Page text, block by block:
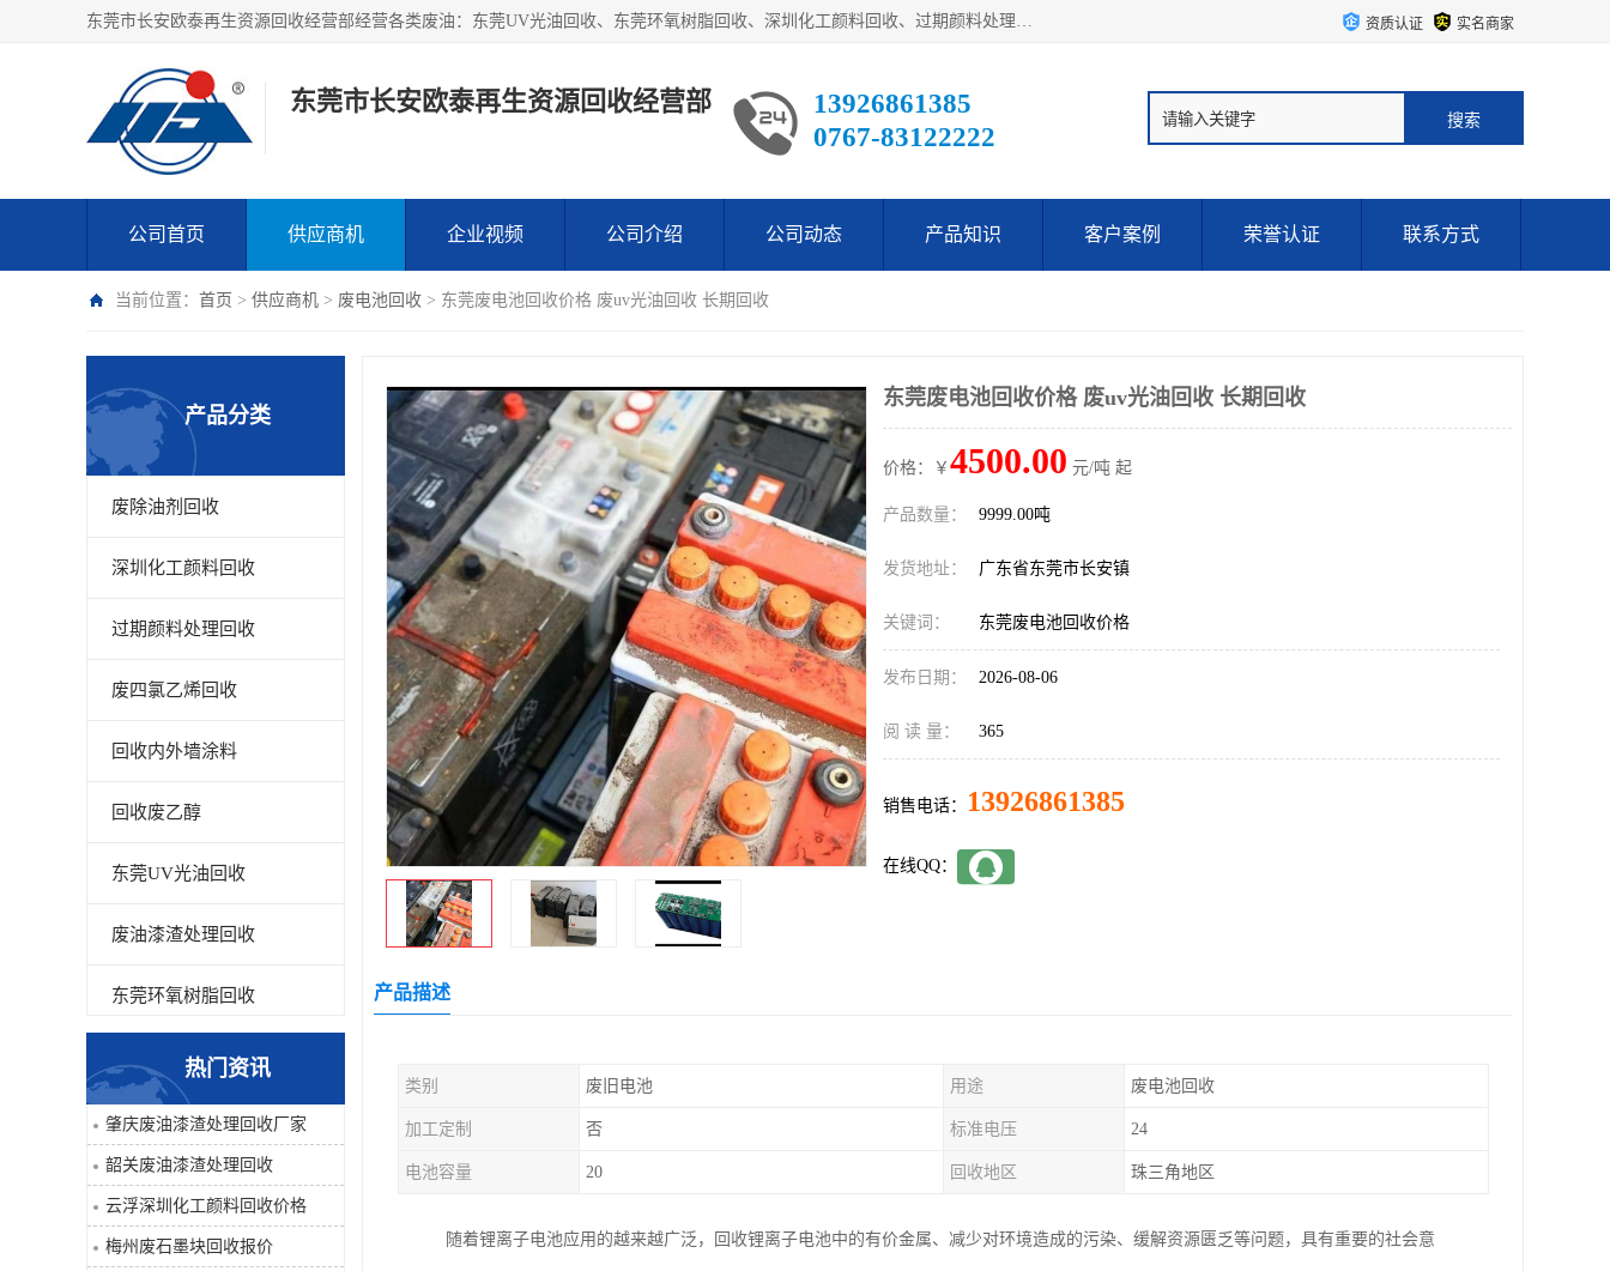
东莞市长安欧泰再生资源回收经营部经营各类废油：东莞UV光油回收、东莞环氧树脂回收、深圳化工颜料回收、过期颜料处理回收、废油漆渣处理回收、深圳废金属漆回收等。是经工商局注册的环保公司。公司主要供应：低价销售：翻蒸*等化工厡料等等。本公司为广东地区一家专业从事危险废物处理、化工危险品处理，化工废料回收，再生，生产与销售为一体的综合性企业， 资质认证 实名商家
东莞市长安欧泰再生资源回收经营部
13926861385
0767-83122222
公司首页 供应商机 企业视频 公司介绍 公司动态 产品知识 客户案例 荣誉认证 联系方式
当前位置： 首页 > 供应商机 > 废电池回收 > 东莞废电池回收价格 废uv光油回收 长期回收
产品分类
废除油剂回收
深圳化工颜料回收
过期颜料处理回收
废四氯乙烯回收
回收内外墙涂料
回收废乙醇
东莞UV光油回收
废油漆渣处理回收
东莞环氧树脂回收
回收废清洗剂
废液压油回收
回收工程内外墙油漆
废油漆渣处理回收
热门资讯
肇庆废油漆渣处理回收厂家
韶关废油漆渣处理回收
云浮深圳化工颜料回收价格
梅州废石墨块回收报价
东莞废电池回收价格 废uv光油回收 长期回收
价格：￥ 4500.00 元/吨 起
产品数量： 9999.00吨
发货地址： 广东省东莞市长安镇
关键词： 东莞废电池回收价格
发布日期： 2026-08-06
阅 读 量： 365
销售电话： 13926861385
在线QQ：
产品描述
类别 废旧电池 用途 废电池回收
加工定制 否 标准电压 24
电池容量 20 回收地区 珠三角地区
随着锂离子电池应用的越来越广泛，回收锂离子电池中的有价金属、减少对环境造成的污染、缓解资源匮乏等问题，具有重要的社会意